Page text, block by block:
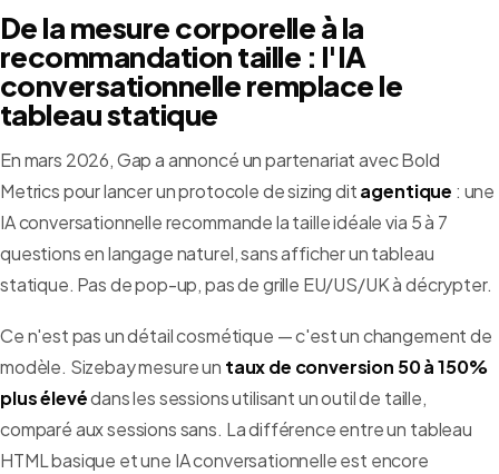
De la mesure corporelle à la
recommandation taille : l'IA
conversationnelle remplace le
tableau statique
En mars 2026, Gap a annoncé un partenariat avec Bold
Metrics pour lancer un protocole de sizing ditagentique : une
IA conversationnelle recommande la taille idéale via 5 à 7
questions en langage naturel, sans afficher un tableau
statique. Pas de pop-up, pas de grille EU/US/UK à décrypter.
Ce n'est pas un détail cosmétique — c'est un changement de
modèle. Sizebay mesure un taux de conversion 50 à 150%
plus élevédans les sessions utilisant un outil de taille,
comparé aux sessions sans. La différence entre un tableau
HTML basique et une IA conversationnelle est encore